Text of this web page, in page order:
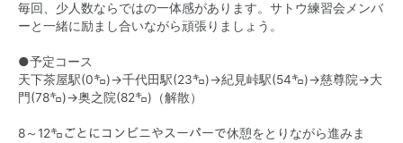
毎回、少人数ならではの一体感があります。サトウ練習会メンバ
ーと一緒に励まし合いながら頑張りましょう。
●予定コース
天下茶屋駅(0㌔)→千代田駅(23㌔)→紀見峠駅(54㌔)→慈尊院→大
門(78㌔)→奥之院(82㌔)（解散）
8～12㌔ごとにコンビニやスーパーで休憩をとりながら進みま